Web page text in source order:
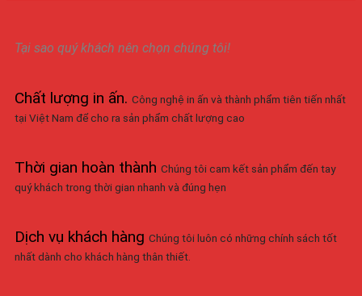
Tại sao quý khách nên chọn chúng tôi!
Chất lượng in ấn. Công nghệ in ấn và thành phẩm tiên tiến nhất
tại Việt Nam để cho ra sản phẩm chất lượng cao
Thời gian hoàn thành Chúng tôi cam kết sản phẩm đến tay
quý khách trong thời gian nhanh và đúng hẹn
Dịch vụ khách hàng Chúng tôi luôn có những chính sách tốt
nhất dành cho khách hàng thân thiết.